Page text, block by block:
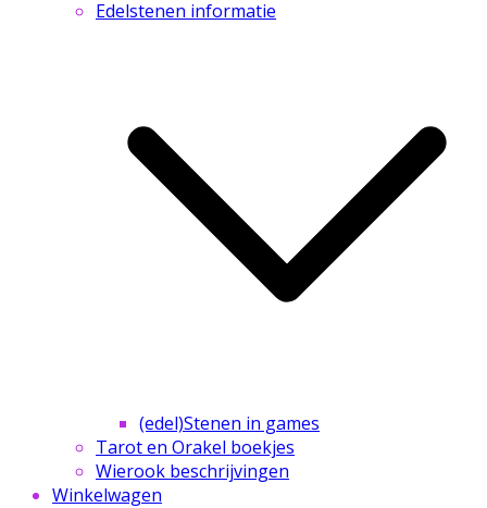
Edelstenen informatie
(edel)Stenen in games
Tarot en Orakel boekjes
Wierook beschrijvingen
Winkelwagen